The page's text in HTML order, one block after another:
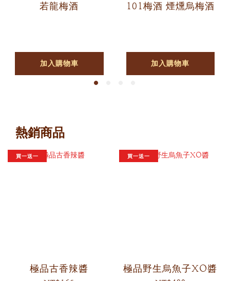
若龍梅酒
加入購物車
101梅酒 煙燻烏梅酒
加入購物車
熱銷商品
買一送一
極品古香辣醬
買一送一
極品野生烏魚子XO醬